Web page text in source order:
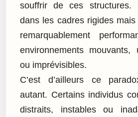
souffrir de ces structures.
dans les cadres rigides
remarquablement
environnements mouvants,
ou imprévisibles.
C’est d’ailleurs ce
autant. Certains individus
distraits, instables ou